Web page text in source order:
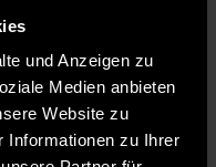
und Anzeigen zu
Medien anbieten
Website zu
Informationen zu Ihrer
Ratgeber oder
ankommen.“ So positiv
und drei
Der Bachelor
Pflegepädagogik,